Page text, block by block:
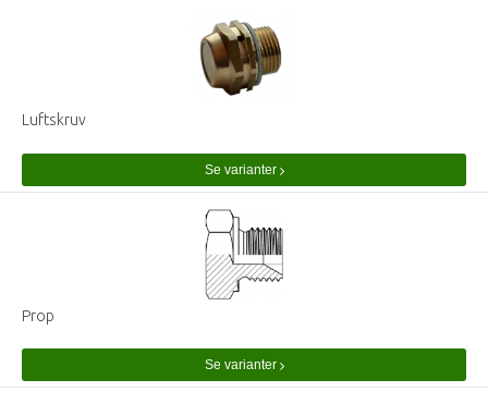
Luftskruv
Se varianter
Prop
Se varianter